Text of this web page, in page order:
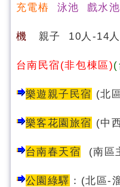
充電樁 泳池 戲水池
機 親子 10人-14
台南民宿(非包棟區)(
樂遊親子民宿 (北
樂客花園旅宿 (中
台南春天宿 (南區
公園綠驛 ： (北區-